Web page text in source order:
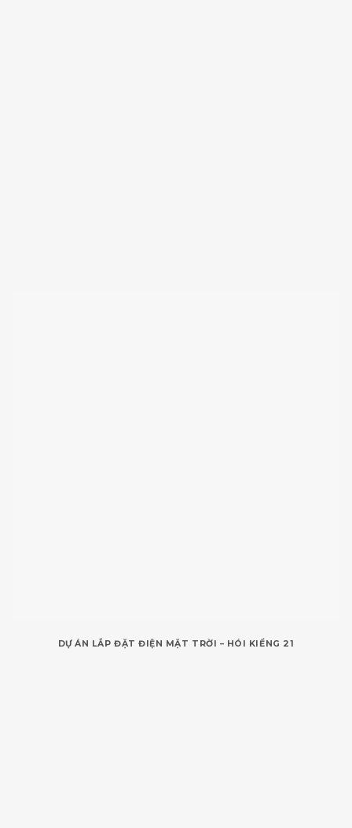
DỰ ÁN LẮP ĐẶT ĐIỆN MẶT TRỜI – HÓI KIỂNG 21